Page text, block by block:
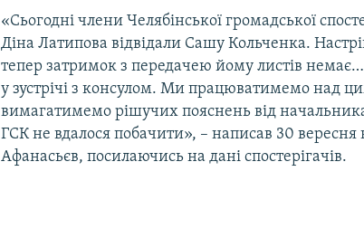
«Сьогодні члени Челябінської громадської
Діна Латипова відвідали Сашу Кольченка.
тепер затримок з передачею йому листів
у зустрічі з консулом. Ми працюватимемо над
вимагатимемо рішучих пояснень від
ГСК не вдалося побачити», – написав 30 вересня
Афанасьєв, посилаючись на дані спостерігачів.